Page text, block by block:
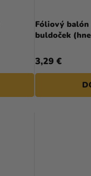
Fóliový balón
buldoček
3,29 €